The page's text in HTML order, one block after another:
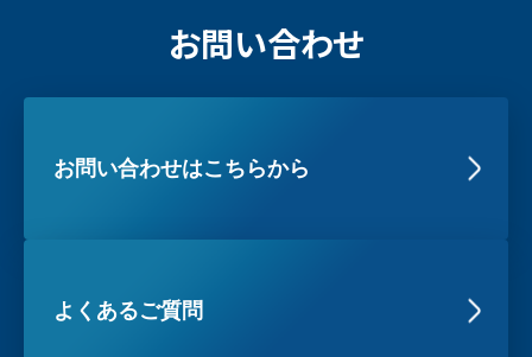
お問い合わせ
お問い合わせはこちらから
よくあるご質問